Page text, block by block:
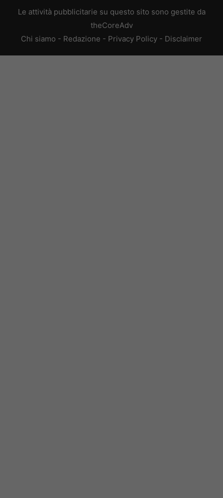
Le attività pubblicitarie su questo sito sono gestite da
theCoreAdv
Chi siamo - Redazione - Privacy Policy - Disclaimer